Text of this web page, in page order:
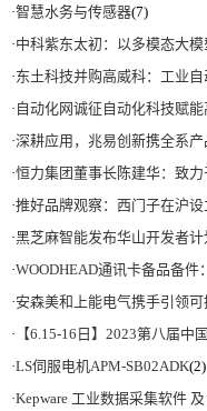
·智慧水务与传感器(7)
·中科紫东太初：以多模态大
·东土科技并购高威科：工业
· 自动化网诚征自动化科技赋
·深耕应用，兆易创新携全系
·恒力集团董事长陈建华：致力于打造全球行业标杆，
·推好品牌观察：西门子在沪设
·黑芝麻智能发布华山开发者
·WOODHEAD通讯卡备品备件：
·安森美和上能电气携手引领可持续能源应用的发展
· 【6.15-16日】2023第八届
·LS伺服电机APM-SB02ADK(2)
·Kepware 工业数据采集软件